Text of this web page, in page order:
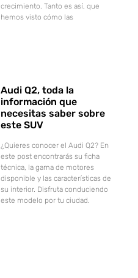
crecimiento. Tanto es así, que
hemos visto cómo las
Audi Q2, toda la
información que
necesitas saber sobre
este SUV
¿Quieres conocer el Audi Q2? En
este post encontrarás su ficha
técnica, la gama de motores
disponible y las características de
su interior. Disfruta conduciendo
este modelo por tu ciudad.